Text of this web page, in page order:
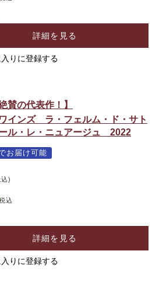
詳細を見る
りに登録する
賛の代表作！】
インズ ラ・フェルム・ド・サト
ル・レ・ニュアージュ 2022
お届け可能
)
込
詳細を見る
りに登録する